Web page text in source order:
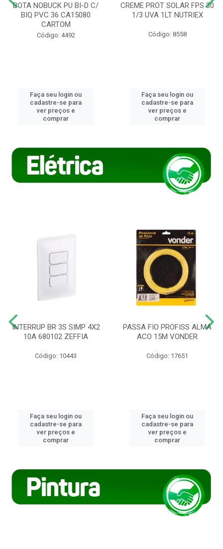
BOTA NOBUCK PU BI-D C/
BIQ PVC 36 CA15080
CARTOM
Código: 4492
Faça seu login ou
cadastre-se para
ver preços e
comprar
CREME PROT SOLAR FPS 30
1/3 UVA 1LT NUTRIEX
Código: 8558
Faça seu login ou
cadastre-se para
ver preços e
comprar
INTERRUP BR 3S SIMP 4X2
10A 680102 ZEFFIA
Código: 10443
Faça seu login ou
cadastre-se para
ver preços e
comprar
PASSA FIO PROFISS ALMA
ACO 15M VONDER
Código: 17651
Faça seu login ou
cadastre-se para
ver preços e
comprar